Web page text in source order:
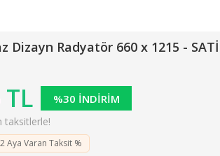
Dizayn Radyatör 660 x 1215 -
%30 İNDİRİM
taksitlerle!
Aya Varan Taksit %